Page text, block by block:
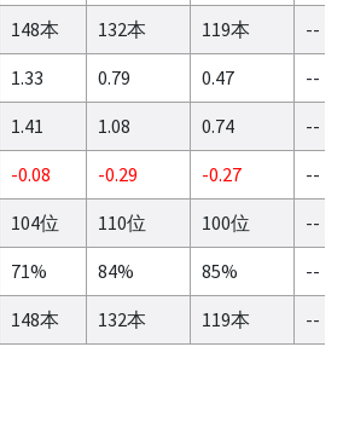
148本 132本 119本
--
1.33 0.79 0.47
--
1.41 1.08 0.74
--
-0.08 -0.29 -0.27
--
104位 110位 100位
--
71% 84% 85%
--
148本 132本 119本 --